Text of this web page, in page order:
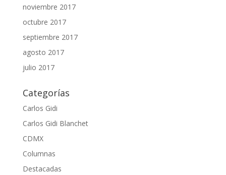
noviembre 2017
octubre 2017
septiembre 2017
agosto 2017
julio 2017
Categorías
Carlos Gidi
Carlos Gidi Blanchet
CDMX
Columnas
Destacadas